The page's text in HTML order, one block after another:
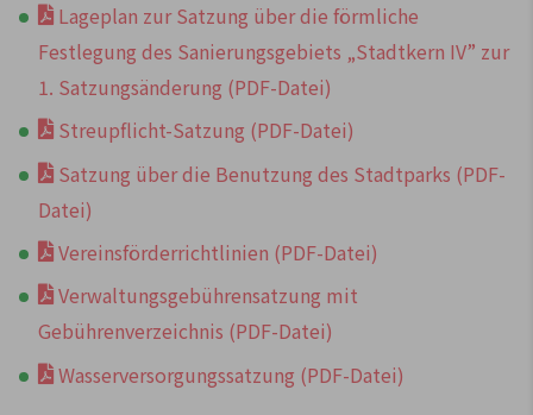
Lageplan zur Satzung über die förmliche
Festlegung des Sanierungsgebiets „Stadtkern IV” zur
1. Satzungsänderung (PDF-Datei)
Streupflicht-Satzung (PDF-Datei)
Satzung über die Benutzung des Stadtparks (PDF-
Datei)
Vereinsförderrichtlinien (PDF-Datei)
Verwaltungsgebührensatzung mit
Gebührenverzeichnis (PDF-Datei)
Wasserversorgungssatzung (PDF-Datei)